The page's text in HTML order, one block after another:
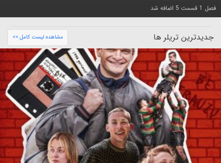
فصل 1 قسمت 5 اضافه شد
جدیدترین تریلر ها مشاهده لیست کامل >>